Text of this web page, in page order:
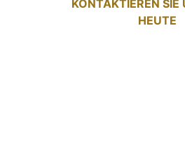
KONTAKTIEREN SIE
HEUTE